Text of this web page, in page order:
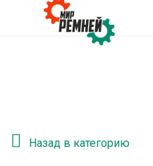
Назад в категорию